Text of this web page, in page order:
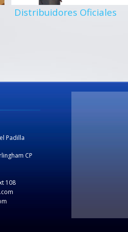
Distribuidores Oficiales
Padilla
CP
108